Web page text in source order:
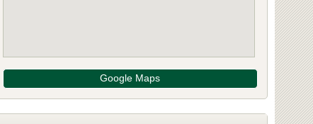
Google Maps